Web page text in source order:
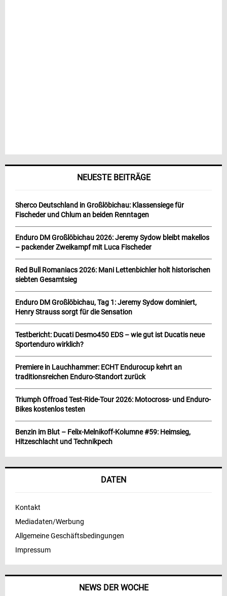
NEWS DER WOCHE
NEUESTE BEITRÄGE
Sherco Deutschland in Großlöbichau: Klassensiege für
Fischeder und Chlum an beiden Renntagen
Enduro DM Großlöbichau 2026: Jeremy Sydow bleibt makellos
– packender Zweikampf mit Luca Fischeder
Red Bull Romaniacs 2026: Mani Lettenbichler holt historischen
siebten Gesamtsieg
Enduro DM Großlöbichau, Tag 1: Jeremy Sydow dominiert,
Henry Strauss sorgt für die Sensation
Testbericht: Ducati Desmo450 EDS – wie gut ist Ducatis neue
Sportenduro wirklich?
Premiere in Lauchhammer: ECHT Endurocup kehrt an
traditionsreichen Enduro-Standort zurück
Triumph Offroad Test-Ride-Tour 2026: Motocross- und Enduro-
Bikes kostenlos testen
Benzin im Blut – Felix-Melnikoff-Kolumne #59: Heimsieg,
Hitzeschlacht und Technikpech
DATEN
Kontakt
Mediadaten/Werbung
Allgemeine Geschäftsbedingungen
Impressum